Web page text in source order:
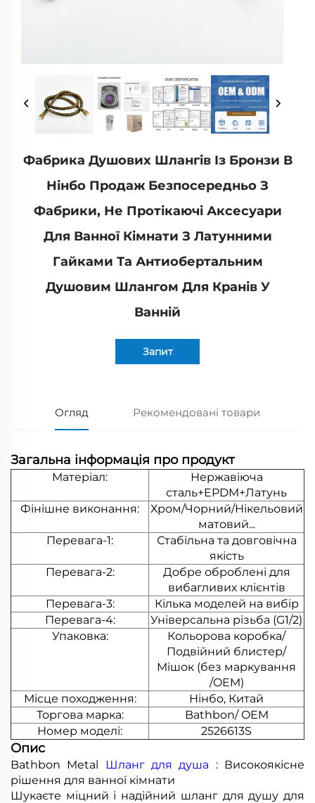
Фабрика Душових Шлангів Із Бронзи В
Нінбо Продаж Безпосередньо З
Фабрики, Не Протікаючі Аксесуари
Для Ванної Кімнати З Латунними
Гайками Та Антиобертальним
Душовим Шлангом Для Кранів У
Ванній
Запит
Огляд Рекомендовані товари
Загальна інформація про продукт
Матеріал:
Нержавіюча
сталь+EPDM+Латунь
Фінішне виконання:
Хром/Чорний/Нікельовий
матовий...
Перевага-1:
Стабільна та довговічна
якість
Перевага-2:
Добре оброблені для
вибагливих клієнтів
Перевага-3:
Кілька моделей на вибір
Перевага-4:
Універсальна різьба (G1/2)
Упаковка:
Кольорова коробка/
Подвійний блистер/
Мішок (без маркування
/OEM)
Місце походження:
Нінбо, Китай
Торгова марка:
Bathbon/ OEM
Номер моделі:
2526613S
Опис
Bathbon Metal Шланг для душа : Високоякісне
рішення для ванної кімнати
Шукаєте міцний і надійний шланг для душу для